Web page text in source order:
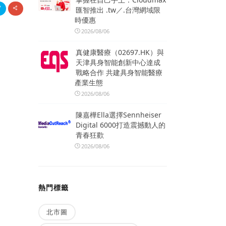
匯智推出 .tw／.台灣網域限
時優惠
2026/08/06
真健康醫療（02697.HK）與
天津具身智能創新中心達成
戰略合作 共建具身智能醫療
產業生態
2026/08/06
陳嘉樺Ella選擇Sennheiser
Digital 6000打造震撼動人的
青春狂歡
2026/08/06
熱門標籤
北市圖